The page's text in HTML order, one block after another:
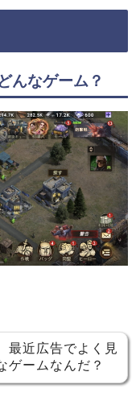
んなゲーム？
最近広告でよく見
ゲームなんだ？